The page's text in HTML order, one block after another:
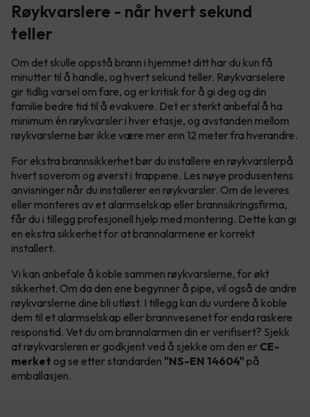
Røykvarslere - når hvert sekund
teller
Om det skulle oppstå brann i hjemmet ditt har du kun få
minutter til å handle, og hvert sekund teller. Røykvarselere
gir tidlig varsel om fare, og er kritisk for å gi deg og din
familie bedre tid til å evakuere. Det er sterkt anbefal å ha
minimum én røykvarsler i hver etasje, og avstanden mellom
røykvarslerne bør ikke være mer enn 12 meter fra hverandre.
For ekstra brannsikkerhet bør du installere en røykvarslerpå
hvert soverom og øverst i trappene. Les nøye produsentens
anvisninger når du installerer en røykvarsler. Om de leveres
eller monteres av et alarmselskap eller brannsikringsfirma,
får du i tillegg profesjonell hjelp med montering. Dette kan gi
en ekstra sikkerhet for at brannalarmene er korrekt
installert.
Vi kan anbefale å koble sammen røykvarslerne, for økt
sikkerhet. Om da den ene begynner å pipe, vil også de andre
røykvarslerne dine bli utløst. I tillegg kan du vurdere å koble
dem til et alarmselskap eller brannvesenet for enda raskere
responstid. Vet du om brannalarmen din er verifisert? Sjekk
at røykvarsleren er godkjent ved å sjekke om den er CE-
merket og se etter standarden "NS-EN 14604"på
emballasjen.